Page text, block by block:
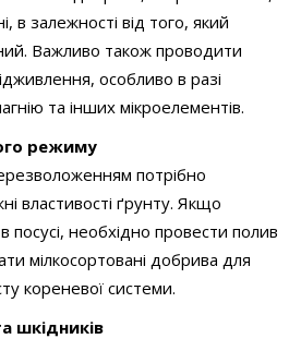
в залежності від того, який
Важливо також проводити
особливо в разі
та інших мікроелементів.
режиму
потрібно
властивості ґрунту. Якщо
посусі, необхідно провести полив
мілкосортовані добрива для
кореневої системи.
шкідників